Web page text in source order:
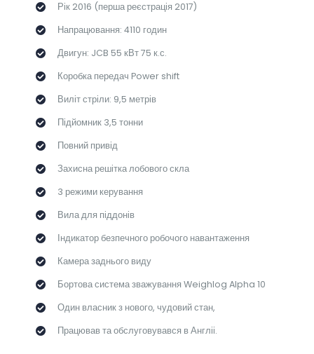
Рік 2016 (перша реєстрація 2017)
Напрацювання: 4110 годин
Двигун: JCB 55 кВт 75 к.с.
Коробка передач Power shift
Виліт стріли: 9,5 метрів
Підйомник 3,5 тонни
Повний привід
Захисна решітка лобового скла
3 режими керування
Вила для піддонів
Індикатор безпечного робочого навантаження
Камера заднього виду
Бортова система зважування Weighlog Alpha 10
Один власник з нового, чудовий стан,
Працював та обслуговувався в Англіі.